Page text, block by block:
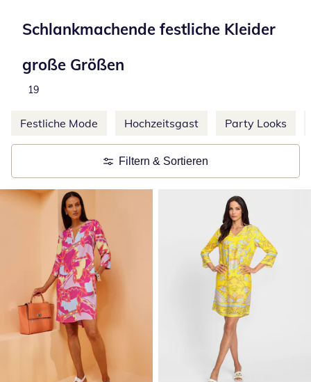
Schlankmachende festliche Kleider
große Größen
Produkte
19
Weitere Kategorien überspringen
Festliche Mode Hochzeitsgast Party Looks
Filtern & Sortieren